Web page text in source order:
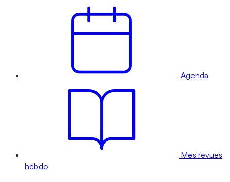
Agenda
Mes revues
hebdo